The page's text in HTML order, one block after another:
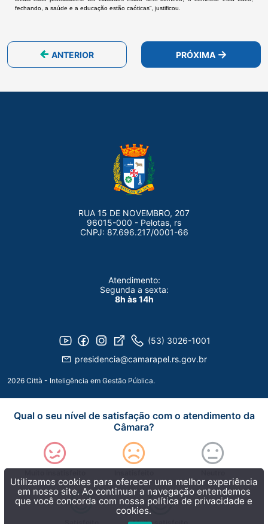
fechando, a saúde e a educação estão caóticas”, justificou.
ANTERIOR PRÓXIMA
RUA 15 DE NOVEMBRO, 207
96015-000 - Pelotas, rs
CNPJ: 87.696.217/0001-66
Atendimento:
Segunda a sexta:
8h às 14h
(53) 3026-1001
presidencia@camarapel.rs.gov.br
2026 Città - Inteligência em Gestão Pública.
Utilizamos cookies para oferecer uma melhor experiência
em nosso site. Ao continuar a navegação entendemos
que você concorda com nossa política de privacidade e
cookies.
Qual o seu nível de satisfação com o atendimento da
Câmara?